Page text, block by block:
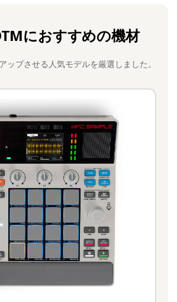
におすすめの機材
ップさせる人気モデルを厳選しました。